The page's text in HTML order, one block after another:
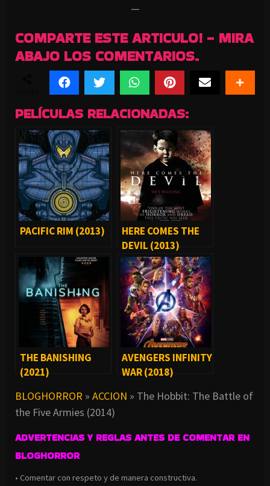
—
COMPARTE ESTE ARTICULO! - MIRA
ABAJO LOS COMENTARIOS.
PELÍCULAS RELACIONADAS:
PACIFIC RIM (2013)
HERE COMES THE
DEVIL (2013)
THE BANISHING
(2021)
AVENGERS INFINITY
WAR (2018)
BLOGHORROR » ACCION » The Hobbit: The Battle of
the Five Armies (2014)
ADVERTENCIAS Y REGLAS ANTES DE COMENTAR EN
BLOGHORROR
• Comentar con respeto y de manera constructiva.